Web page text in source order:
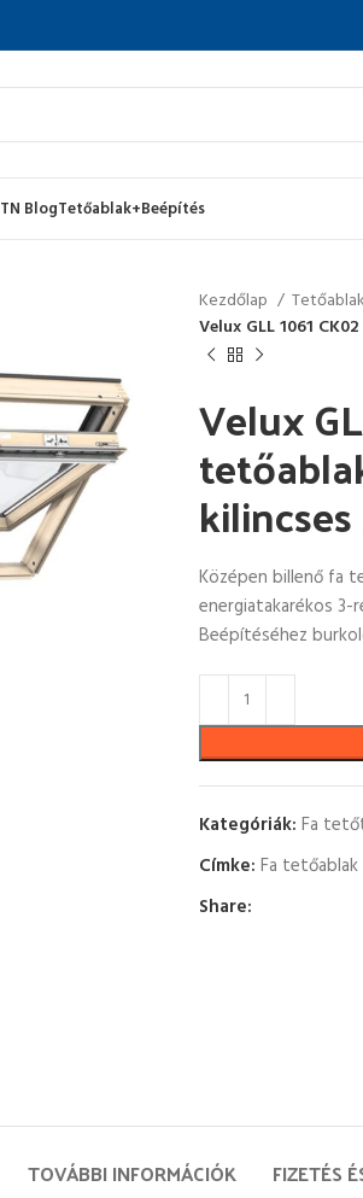
TN BlogTetőablak+Beépítés
Kezdőlap
Velux GLL 1061
Velux
Középen billenő fa
energiatakarékos 3-
Beépítéséhez
Kategóriák: Fa
Címke: Fa tetőablak
Share:
TOVÁBBI INFORMÁCIÓK FIZETÉS